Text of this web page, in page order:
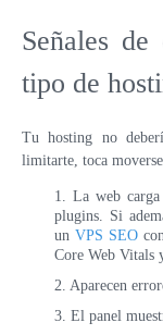
Señales
tipo de
Tu hosting no
limitarte, toca
La web
plugins. Si
un VPS SEO
Core Web Vitals
Aparecen
El panel